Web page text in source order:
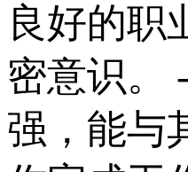
良好的职
密意识。
强，能与